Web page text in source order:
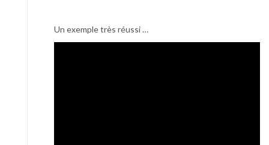
Un exemple très réussi …